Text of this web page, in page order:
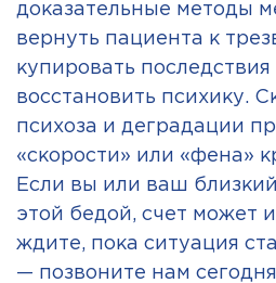
доказательные методы
вернуть пациента к
купировать
восстановить психику.
психоза и деградации
«скорости» или «фена»
Если вы или ваш
этой бедой, счет может
ждите, пока ситуация
— позвоните нам